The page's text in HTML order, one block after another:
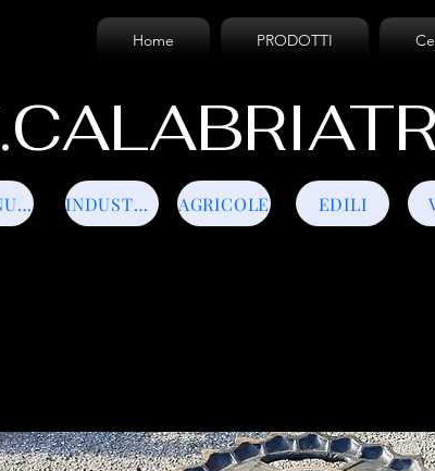
Home PRODOTTI
TRAT NUOVI INDUSTRIALI EDILI
AGRICOLE